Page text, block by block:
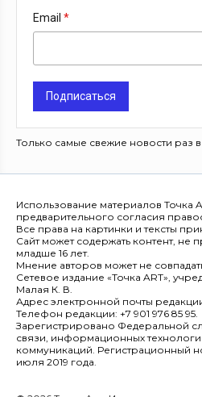
Email
Подписаться
Только самые свежие новости раз
Использование материалов Точка
предварительного согласия
Все права на картинки и тексты
Сайт может содержать контент, не
младше 16 лет.
Мнение авторов может не
Сетевое издание «Точка ART»,
Малая К. В.
Адрес электронной почты
Телефон редакции: +7 901 976 85 95.
Зарегистрировано Федеральной
связи, информационных
коммуникаций. Регистрационный
июля 2019 года.